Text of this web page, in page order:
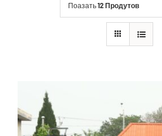
Поазать12 Продутов